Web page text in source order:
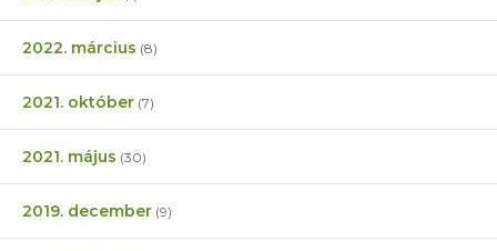
2022. március (8)
2021. október (7)
2021. május (30)
2019. december (9)